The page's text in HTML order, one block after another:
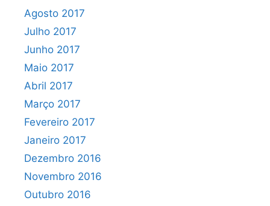
Agosto 2017
Julho 2017
Junho 2017
Maio 2017
Abril 2017
Março 2017
Fevereiro 2017
Janeiro 2017
Dezembro 2016
Novembro 2016
Outubro 2016